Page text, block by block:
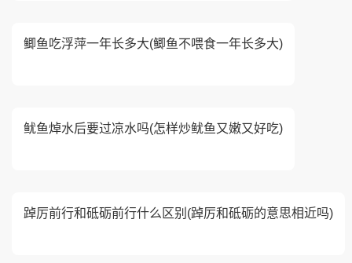
鲫鱼吃浮萍一年长多大(鲫鱼不喂食一年长多大)
鱿鱼焯水后要过凉水吗(怎样炒鱿鱼又嫩又好吃)
踔厉前行和砥砺前行什么区别(踔厉和砥砺的意思相近吗)